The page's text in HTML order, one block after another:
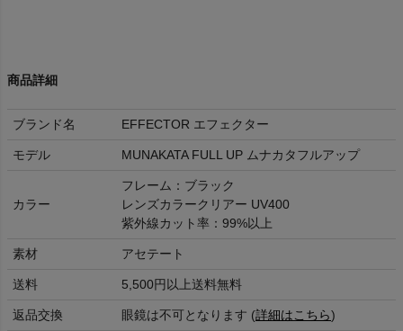
商品詳細
ブランド名 EFFECTOR エフェクター
モデル MUNAKATA FULL UP ムナカタフルアップ
カラー
フレーム：ブラック
レンズカラークリアー UV400
紫外線カット率：99%以上
素材 アセテート
送料 5,500円以上送料無料
返品交換 眼鏡は不可となります (詳細はこちら)